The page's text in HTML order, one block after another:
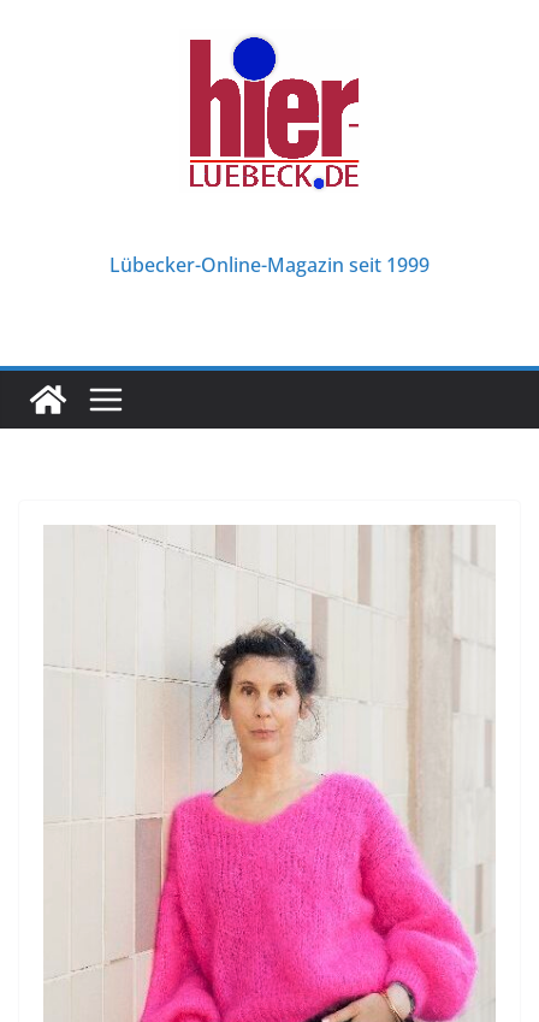
Lübecker-Online-Magazin seit 1999